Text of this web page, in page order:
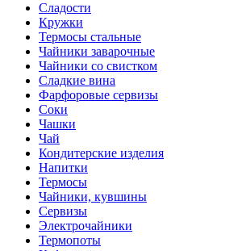
Сладости
Кружки
Термосы стальные
Чайники заварочные
Чайники со свистком
Сладкие вина
Фарфоровые сервизы
Соки
Чашки
Чай
Кондитерские изделия
Напитки
Термосы
Чайники, кувшины
Сервизы
Электрочайники
Термопоты